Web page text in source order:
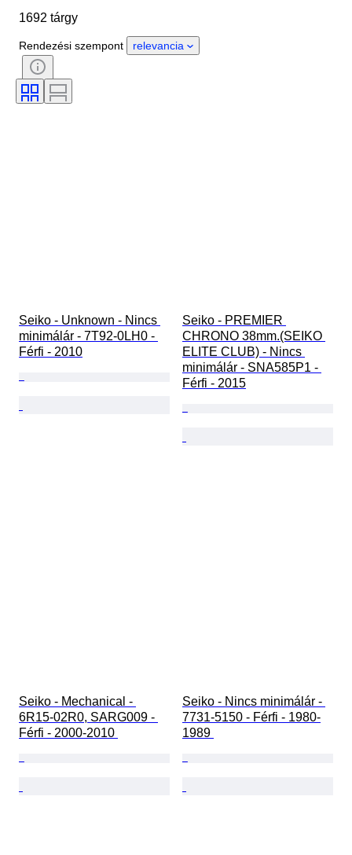
Tárgy
Időszak
Óraszerkezet
Óraszíj anyaga
Korszak
1692 tárgy
Rendezési szempont relevancia
Seiko - Unknown - Nincs
minimálár - 7T92-0LH0 -
Férfi - 2010
Seiko - PREMIER
CHRONO 38mm.(SEIKO
ELITE CLUB) - Nincs
minimálár - SNA585P1 -
Férfi - 2015
Seiko - Mechanical -
6R15-02R0, SARG009 -
Férfi - 2000-2010
Seiko - Nincs minimálár -
7731-5150 - Férfi - 1980-
1989